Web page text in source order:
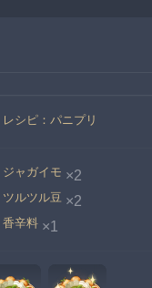
レシピ：パニプリ
ジャガイモ ×2
ツルツル豆 ×2
香辛料 ×1